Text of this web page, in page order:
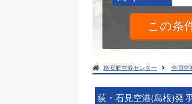
格安航空券センター 全国空
荻・石見空港(島根)発